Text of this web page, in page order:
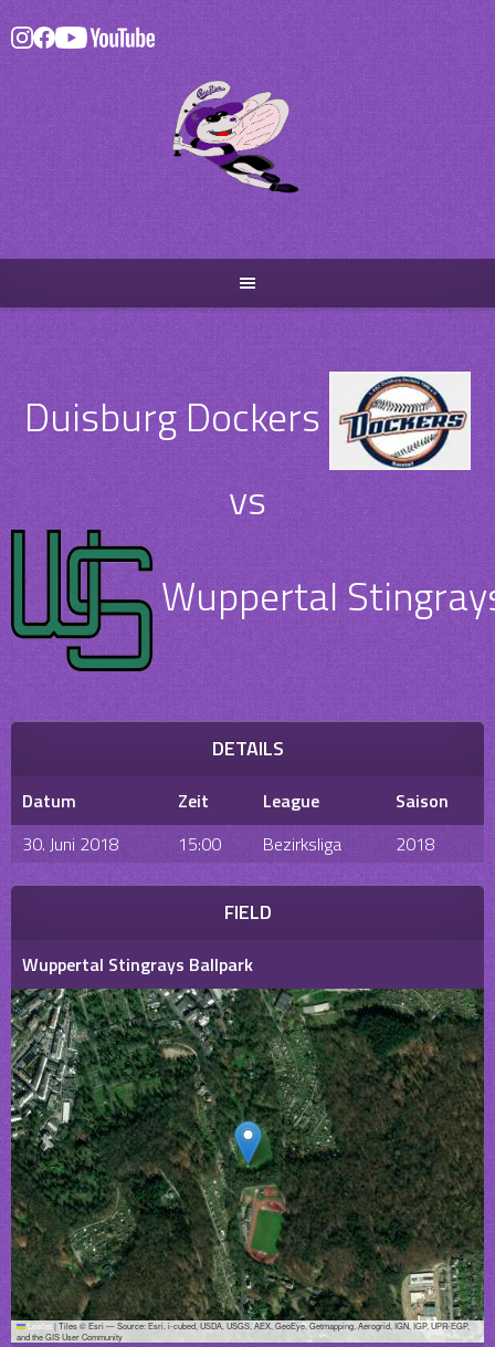
Skip
to
content
Duisburg Dockers
vs
Wuppertal
DETAILS
Datum Zeit League
Saison
30. Juni 2018
15:00 Bezirksliga 2018
FIELD
Wuppertal Stingrays Ballpark
Leaflet |Tiles © Esri — Source: Esri, i-cubed, USDA, USGS, AEX, GeoEye, Getmapping, Aerogrid, IGN, IGP, UPR-EGP,
and the GIS User Community